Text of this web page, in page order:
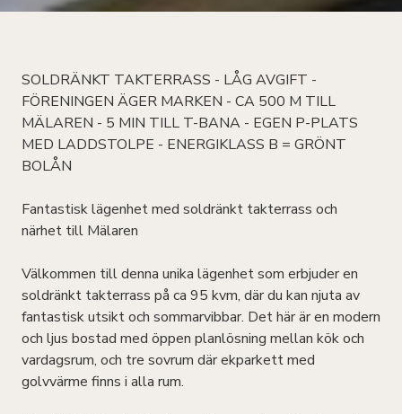
SOLDRÄNKT TAKTERRASS - LÅG AVGIFT -
FÖRENINGEN ÄGER MARKEN - CA 500 M TILL
MÄLAREN - 5 MIN TILL T-BANA - EGEN P-PLATS
MED LADDSTOLPE - ENERGIKLASS B = GRÖNT
BOLÅN
Fantastisk lägenhet med soldränkt takterrass och
närhet till Mälaren
Välkommen till denna unika lägenhet som erbjuder en
soldränkt takterrass på ca 95 kvm, där du kan njuta av
fantastisk utsikt och sommarvibbar. Det här är en modern
och ljus bostad med öppen planlösning mellan kök och
vardagsrum, och tre sovrum där ekparkett med
golvvärme finns i alla rum.